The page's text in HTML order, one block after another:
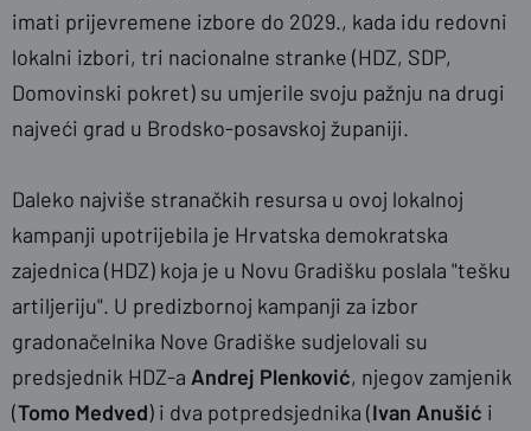
imati prijevremene izbore do 2029., kada idu redovni
lokalni izbori, tri nacionalne stranke (HDZ, SDP,
Domovinski pokret) su umjerile svoju pažnju na drugi
najveći grad u Brodsko-posavskoj županiji.
Daleko najviše stranačkih resursa u ovoj lokalnoj
kampanji upotrijebila je Hrvatska demokratska
zajednica (HDZ) koja je u Novu Gradišku poslala "tešku
artiljeriju". U predizbornoj kampanji za izbor
gradonačelnika Nove Gradiške sudjelovali su
predsjednik HDZ-a Andrej Plenković, njegov zamjenik
(Tomo Medved) i dva potpredsjednika (Ivan Anušić i